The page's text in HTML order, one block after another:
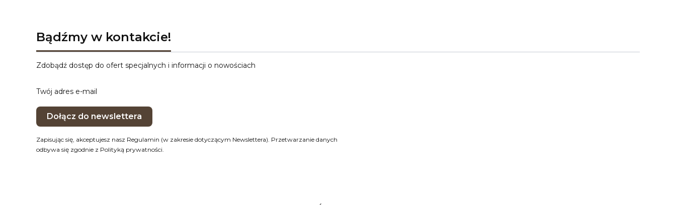
Bądźmy w kontakcie!
Zdobądź dostęp do ofert specjalnych i informacji o nowościach
Twój adres e-mail
Dołącz do newslettera
Zapisując się, akceptujesz nasz Regulamin (w zakresie dotyczącym Newslettera). Przetwarzanie danych
odbywa się zgodnie z Polityką prywatności.